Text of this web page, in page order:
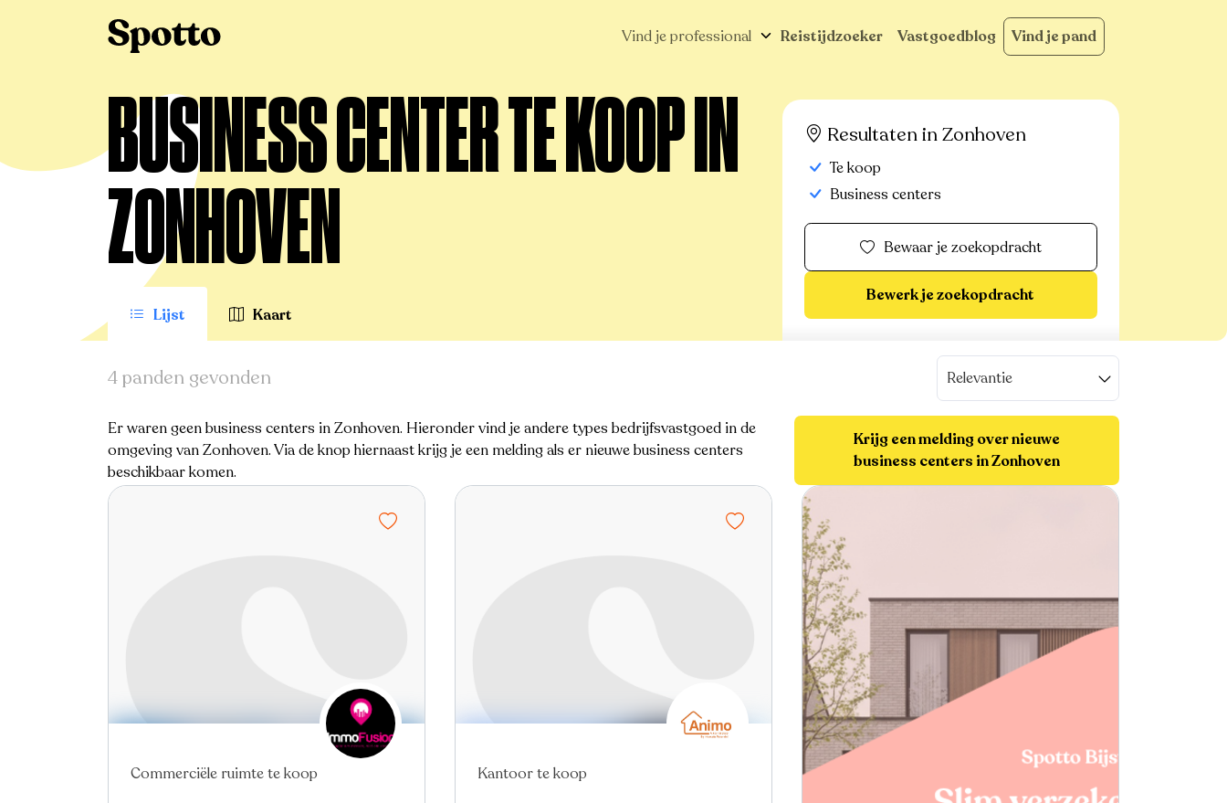
Vind je professional Reistijdzoeker Vastgoedblog Vind je pand
BUSINESS CENTER TE KOOP IN
ZONHOVEN
Lijst Kaart
Resultaten in Zonhoven
Te koop
Business centers
Bewaar je zoekopdracht
Bewerk je zoekopdracht
4 panden gevonden Relevantie
Er waren geen business centers in Zonhoven. Hieronder vind je andere types bedrijfsvastgoed in de
omgeving van Zonhoven. Via de knop hiernaast krijg je een melding als er nieuwe business centers
beschikbaar komen.
Krijg een melding over nieuwe
business centers in Zonhoven
Commerciële ruimte te koop Kantoor te koop